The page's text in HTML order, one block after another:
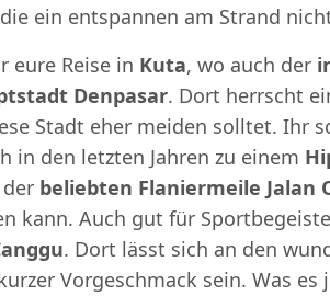
ein entspannen am Strand
eure Reise in Kuta, wo auch der
Denpasar. Dort herrscht
Stadt eher meiden solltet. Ihr
in den letzten Jahren zu einem
beliebten Flaniermeile Jalan
kann. Auch gut für
. Dort lässt sich an den
Vorgeschmack sein. Was